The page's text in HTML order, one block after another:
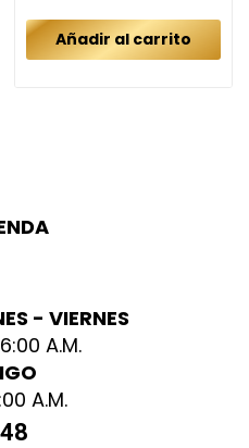
Añadir al carrito
- VIERNES
A.M.
A.M.